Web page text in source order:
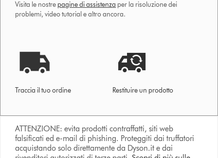
Visita le nostre pagine di assistenza per la risoluzione dei
problemi, video tutorial e altro ancora.
Traccia il tuo ordine Restituire un prodotto
ATTENZIONE: evita prodotti contraffatti, siti web
falsificati ed e-mail di phishing. Proteggiti dai truffatori
acquistando solo direttamente da Dyson.it e dai